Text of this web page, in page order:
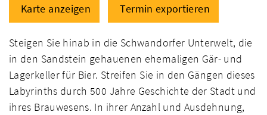
Karte anzeigen Termin exportieren
Steigen Sie hinab in die Schwandorfer Unterwelt, die
in den Sandstein gehauenen ehemaligen Gär- und
Lagerkeller für Bier. Streifen Sie in den Gängen dieses
Labyrinths durch 500 Jahre Geschichte der Stadt und
ihres Brauwesens. In ihrer Anzahl und Ausdehnung,